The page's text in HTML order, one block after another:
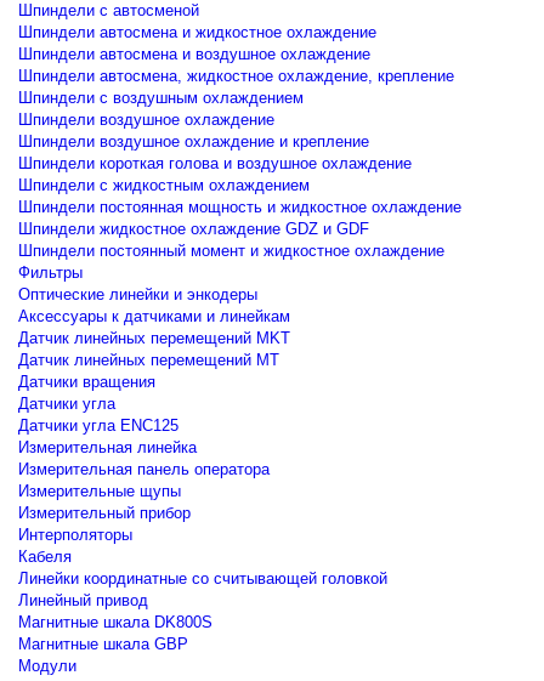
Шпиндели с автосменой
Шпиндели автосмена и жидкостное охлаждение
Шпиндели автосмена и воздушное охлаждение
Шпиндели автосмена, жидкостное охлаждение, крепление
Шпиндели с воздушным охлаждением
Шпиндели воздушное охлаждение
Шпиндели воздушное охлаждение и крепление
Шпиндели короткая голова и воздушное охлаждение
Шпиндели с жидкостным охлаждением
Шпиндели постоянная мощность и жидкостное охлаждение
Шпиндели жидкостное охлаждение GDZ и GDF
Шпиндели постоянный момент и жидкостное охлаждение
Фильтры
Оптические линейки и энкодеры
Аксессуары к датчиками и линейкам
Датчик линейных перемещений MKT
Датчик линейных перемещений MT
Датчики вращения
Датчики угла
Датчики угла ENC125
Измерительная линейка
Измерительная панель оператора
Измерительные щупы
Измерительный прибор
Интерполяторы
Кабеля
Линейки координатные со считывающей головкой
Линейный привод
Магнитные шкала DK800S
Магнитные шкала GBP
Модули